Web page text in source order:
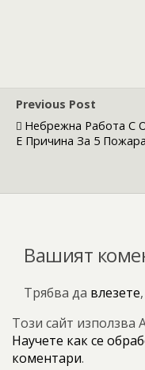
Previous Post
Небрежна Работа С
Е Причина За 5 Пожара
Вашият
Трябва да влезете
Този сайт използва
Научете как се
коментари.